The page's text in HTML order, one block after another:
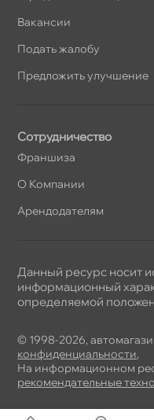
акансии
Подать жалобу
Предложить улучшение
Сотрудничество
Франшиза
О Компании
Арендодателям
© 1998-2026,
конфиденциальности,
На информационном
рекомендательные
Данный ресурс носит
информационный
определяемой